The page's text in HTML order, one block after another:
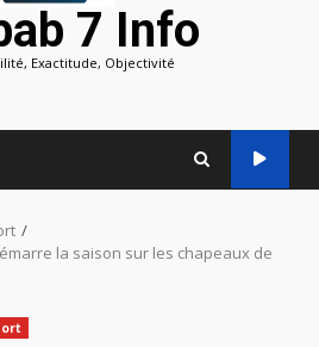
7 Info
Exactitude, Objectivité
la saison sur les chapeaux de